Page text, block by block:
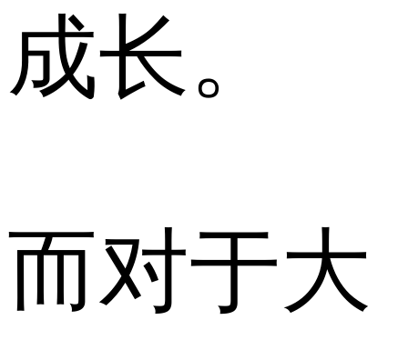
成长。
而对于大